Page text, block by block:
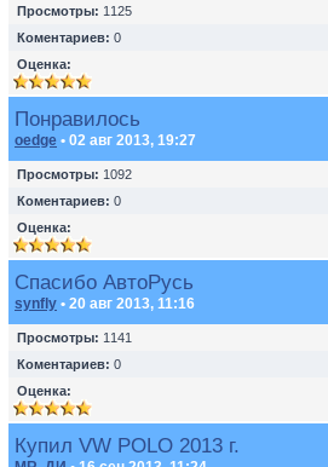
Просмотры: 1125
Коментариев: 0
Оценка:
Понравилось
oedge • 02 авг 2013, 19:27
Просмотры: 1092
Коментариев: 0
Оценка:
Спасибо АвтоРусь
synfly • 20 авг 2013, 11:16
Просмотры: 1141
Коментариев: 0
Оценка:
Купил VW POLO 2013 г.